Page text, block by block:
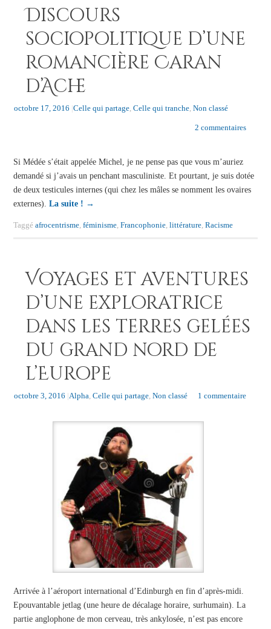
Discours
sociopolitique d’une
romancière Caran
d’Ache
octobre 17, 2016 |Celle qui partage, Celle qui tranche, Non classé
2 commentaires
Si Médée s’était appelée Michel, je ne pense pas que vous m’auriez
demandé si j’avais un penchant masculiniste. Et pourtant, je suis dotée
de deux testicules internes (qui chez les mâles se nomment les ovaires
externes). La suite ! →
Taggé afrocentrisme, féminisme, Francophonie, littérature, Racisme
Voyages et aventures
d’une exploratrice
dans les terres gelées
du grand nord de
l’Europe
octobre 3, 2016 |Alpha, Celle qui partage, Non classé 1 commentaire
Arrivée à l’aéroport international d’Edinburgh en fin d’après-midi.
Epouvantable jetlag (une heure de décalage horaire, surhumain). La
partie anglophone de mon cerveau, très ankylosée, n’est pas encore